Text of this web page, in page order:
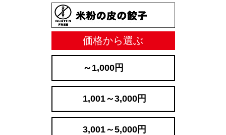
価格から選ぶ
～1,000円
1,001～3,000円
3,001～5,000円